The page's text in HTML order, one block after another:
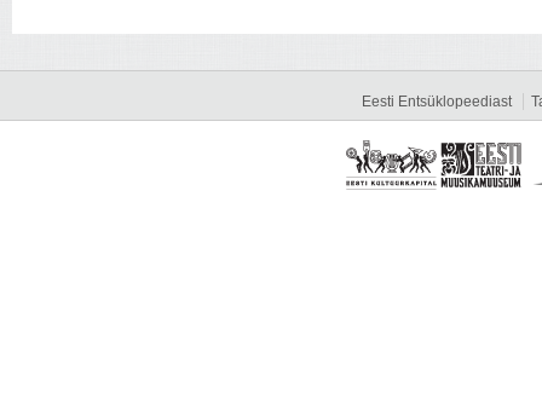
Eesti Entsüklopeediast